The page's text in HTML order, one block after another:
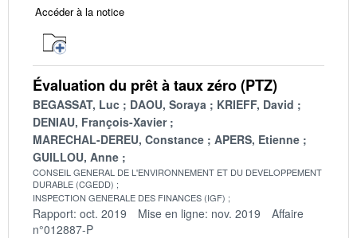
Accéder à la notice
Évaluation du prêt à taux zéro (PTZ)
BEGASSAT, Luc DAOU, Soraya
KRIEFF, David
DENIAU, François-Xavier
MARECHAL-DEREU, Constance
APERS, Etienne
GUILLOU, Anne
CONSEIL GENERAL DE L'ENVIRONNEMENT ET DU DEVELOPPEMENT
DURABLE (CGEDD)
INSPECTION GENERALE DES FINANCES (IGF)
Rapport: oct. 2019 Mise en ligne: nov. 2019
Affaire
n°012887-P